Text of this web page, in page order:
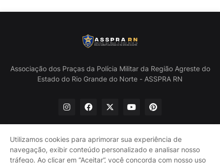
Associação dos Praças da Polícia Militar da Região Agreste do
Estado do Rio Grande do Norte - ASSPRA RN
Início Quem Somos
Política de Privacidade
Utilizamos cookies para aprimorar sua experiência de
navegação, exibir conteúdo personalizado e analisar nosso
tráfego. Ao clicar em “Aceitar”, você concorda com nosso uso